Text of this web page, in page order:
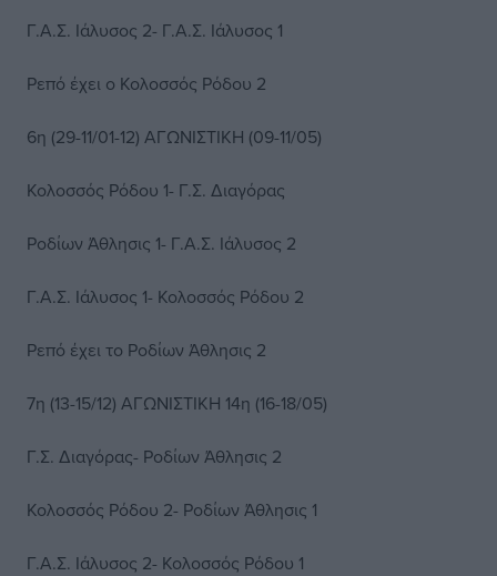
Γ.Α.Σ. Ιάλυσος 2- Γ.Α.Σ. Ιάλυσος 1
Ρεπό έχει ο Κολοσσός Ρόδου 2
6η (29-11/01-12) ΑΓΩΝΙΣΤΙΚΗ (09-11/05)
Κολοσσός Ρόδου 1- Γ.Σ. Διαγόρας
Ροδίων Άθλησις 1- Γ.Α.Σ. Ιάλυσος 2
Γ.Α.Σ. Ιάλυσος 1- Κολοσσός Ρόδου 2
Ρεπό έχει το Ροδίων Άθλησις 2
7η (13-15/12) ΑΓΩΝΙΣΤΙΚΗ 14η (16-18/05)
Γ.Σ. Διαγόρας- Ροδίων Άθλησις 2
Κολοσσός Ρόδου 2- Ροδίων Άθλησις 1
Γ.Α.Σ. Ιάλυσος 2- Κολοσσός Ρόδου 1